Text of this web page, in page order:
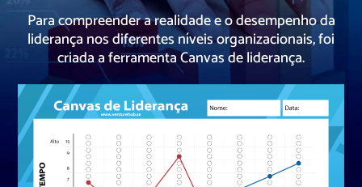
Para compreender a realidade e o desempenho da
liderança nos diferentes níveis organizacionais, foi
criada a ferramenta Canvas de liderança.